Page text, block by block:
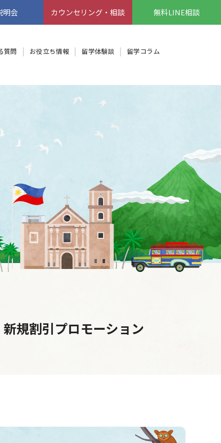
明会 カウンセリング・相談 無料LINE相談
質問 お役立ち情報 留学体験談 留学コラム
規割引プロモーション